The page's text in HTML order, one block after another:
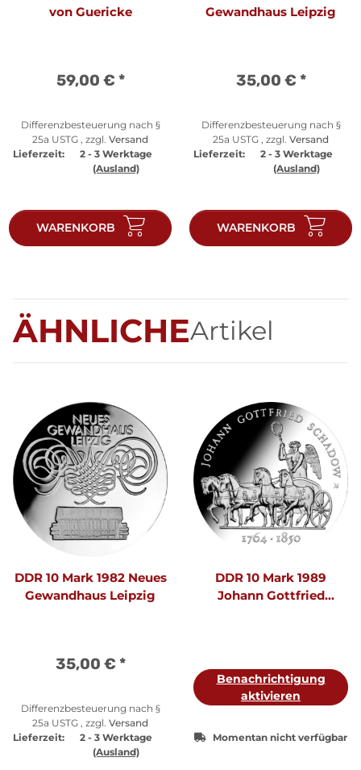
von Guericke
59,00 € *
Differenzbesteuerung nach §
25a USTG , zzgl. Versand
Lieferzeit:
2 - 3 Werktage
(Ausland)
WARENKORB
Gewandhaus Leipzig
35,00 € *
Differenzbesteuerung nach §
25a USTG , zzgl. Versand
Lieferzeit:
2 - 3 Werktage
(Ausland)
WARENKORB
ÄHNLICHEArtikel
DDR 10 Mark 1982 Neues
Gewandhaus Leipzig
35,00 € *
Differenzbesteuerung nach §
25a USTG , zzgl. Versand
Lieferzeit:
2 - 3 Werktage
(Ausland)
DDR 10 Mark 1989
Johann Gottfried
Benachrichtigung
aktivieren
Momentan nicht verfügbar